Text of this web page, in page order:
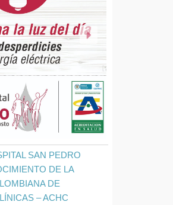
SAN PEDRO
DE LA
DE
– ACHC